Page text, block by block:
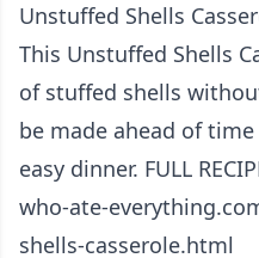
Unstuffed Shells
This Unstuffed Shells
of stuffed shells
be made ahead of
easy dinner. FULL
who-ate-
shells-casserole.html